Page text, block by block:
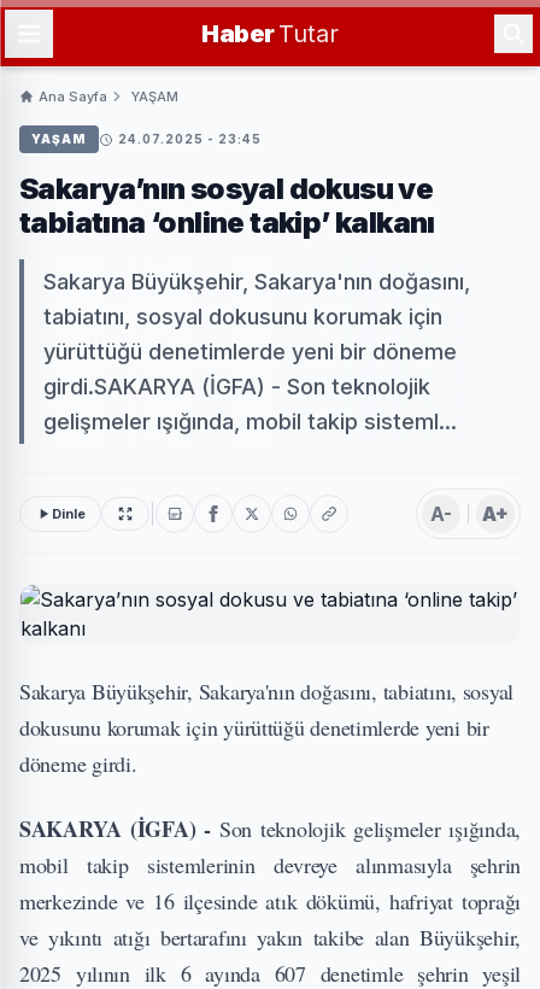
HaberTutar
Ana Sayfa YAŞAM
YAŞAM 24.07.2025 - 23:45
Sakarya’nın sosyal dokusu ve
tabiatına ‘online takip’ kalkanı
Sakarya Büyükşehir, Sakarya'nın doğasını,
tabiatını, sosyal dokusunu korumak için
yürüttüğü denetimlerde yeni bir döneme
girdi.SAKARYA (İGFA) - Son teknolojik
gelişmeler ışığında, mobil takip sisteml...
Dinle A- A+
Sakarya Büyükşehir, Sakarya'nın doğasını, tabiatını, sosyal
dokusunu korumak için yürüttüğü denetimlerde yeni bir
döneme girdi.
SAKARYA (İGFA) - Son teknolojik gelişmeler ışığında,
mobil takip sistemlerinin devreye alınmasıyla şehrin
merkezinde ve 16 ilçesinde atık dökümü, hafriyat toprağı
ve yıkıntı atığı bertarafını yakın takibe alan Büyükşehir,
2025 yılının ilk 6 ayında 607 denetimle şehrin yeşil